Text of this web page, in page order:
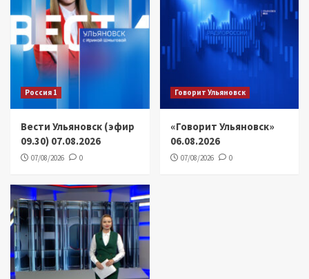
Россия 1
Вести Ульяновск (эфир
09.30) 07.08.2026
07/08/2026 0
Говорит Ульяновск
«Говорит Ульяновск»
06.08.2026
07/08/2026 0